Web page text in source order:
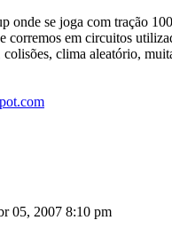
onde se joga com tração
corremos em circuitos
colisões, clima aleatório,
05, 2007 8:10 pm